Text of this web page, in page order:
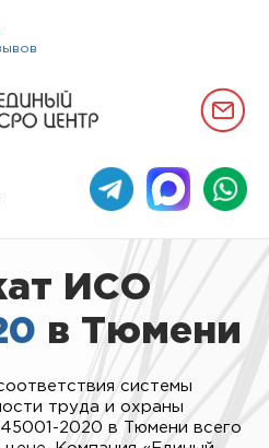
ИСО
в Тюмени
системы
труда и охраны
2020 в Тюмени всего